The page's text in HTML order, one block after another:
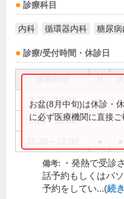
診療科目
内科 循環器内科 糖尿病
診療/受付時間・休診日
8:30～12:30 ● ●
8:30～13:00
お盆(8月中旬)は休診・
に必ず医療機関に直接ご
備考:
・発熱で受診
話予約もしくはパ
予約をしてい...(続